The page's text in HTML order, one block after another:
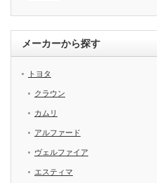
メーカーから探す
トヨタ
クラウン
カムリ
アルファード
ヴェルファイア
エスティマ